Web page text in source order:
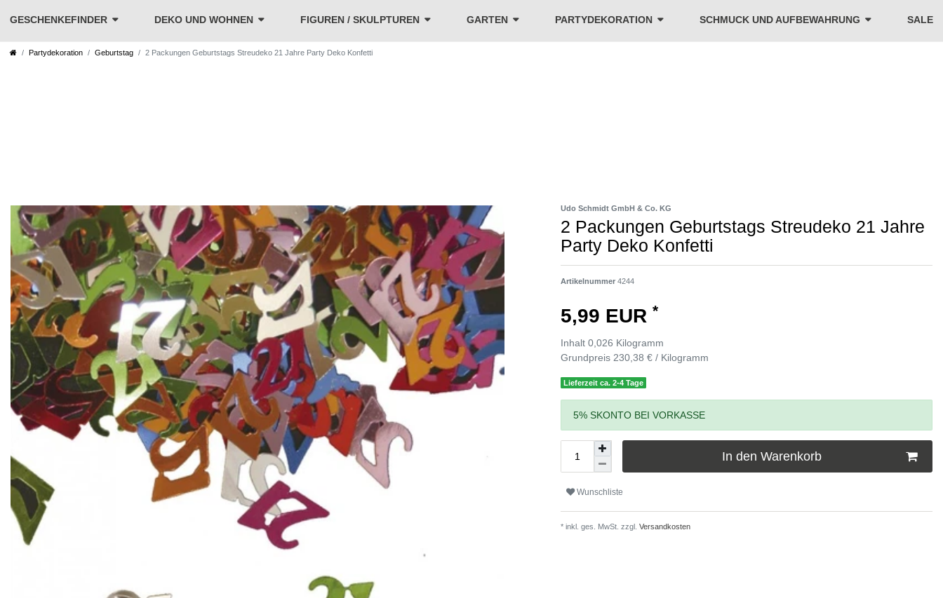
GESCHENKEFINDER DEKO UND WOHNEN FIGUREN / SKULPTUREN GARTEN PARTYDEKORATION SCHMUCK UND AUFBEWAHRUNG SALE
Partydekoration Geburtstag 2 Packungen Geburtstags Streudeko 21 Jahre Party Deko Konfetti
Udo Schmidt GmbH & Co. KG
2 Packungen Geburtstags Streudeko 21 Jahre
Party Deko Konfetti
Artikelnummer 4244
5,99 EUR *
Inhalt 0,026 Kilogramm
Grundpreis 230,38 € / Kilogramm
Lieferzeit ca. 2-4 Tage
5% SKONTO BEI VORKASSE
In den Warenkorb
Wunschliste
* inkl. ges. MwSt. zzgl. Versandkosten